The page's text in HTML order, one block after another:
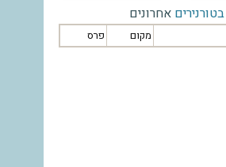
אחרונים
מקום פרס